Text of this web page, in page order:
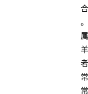
合
。
属
羊
者
常
常